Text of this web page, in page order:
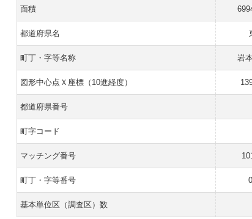
面積
都道府県名
町丁・字等名称 岩
図形中心点Ｘ座標（10進経度）
都道府県番号
町字コード
マッチング番号
町丁・字等番号
基本単位区（調査区）数